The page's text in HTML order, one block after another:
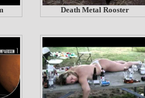
Death Metal Rooster